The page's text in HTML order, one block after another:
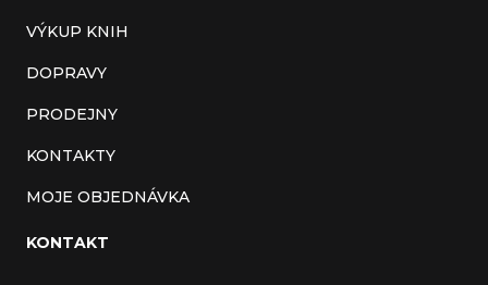
VÝKUP KNIH
DOPRAVY
PRODEJNY
KONTAKTY
MOJE OBJEDNÁVKA
KONTAKT